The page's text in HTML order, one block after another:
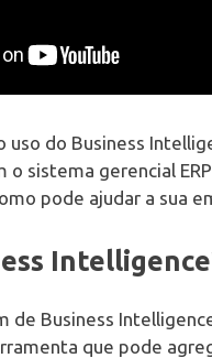
uso do Business
o sistema gerencial
pode ajudar a sua
de Business
que pode